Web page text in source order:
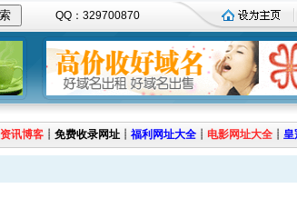
QQ：329700870
资讯博客 ┊ 免费收录网址 ┊ 福利网址大全 ┊ 电影网址大全 ┊ 皇